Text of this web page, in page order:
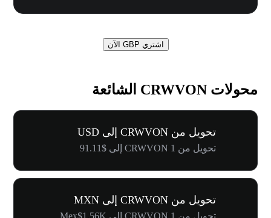
اشتري GBP الآن
محولات CRWVON الشائعة
تحويل من CRWVON إلى USD
تحويل من 1 CRWVON إلى $91.11
تحويل من CRWVON إلى MXN
تحويل من 1 CRWVON إلى Mex$1.56K